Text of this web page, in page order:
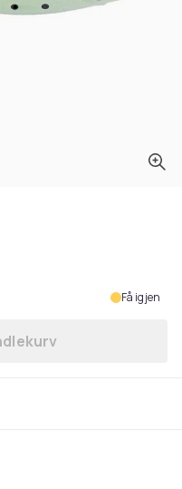
Få igjen
Wiggler Vicke 58 30g